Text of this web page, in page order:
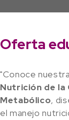
Oferta
"Conoce nuestra
Nutrición de la
Metabólico,
el manejo